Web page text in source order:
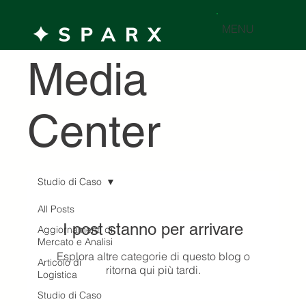
MENU
Media
Center
All Posts
Aggiornamenti di
Mercato e Analisi
Articolo di
Logistica
Studio di Caso
Studio di Caso
I post stanno per arrivare
Esplora altre categorie di questo blog o
ritorna qui più tardi.